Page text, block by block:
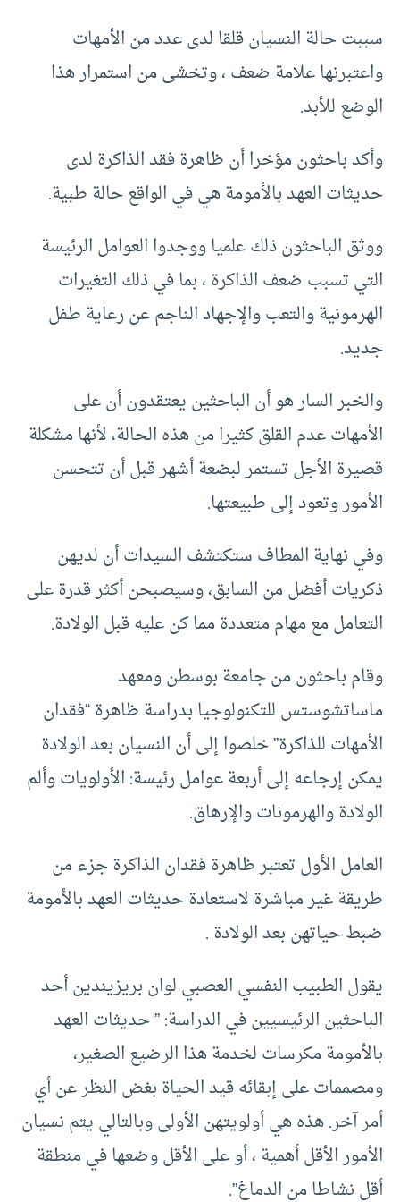
سببت حالة النسيان قلقا لدى عدد من الأمهات
واعتبرنها علامة ضعف ، وتخشى من استمرار هذا
الوضع للأبد.
وأكد باحثون مؤخرا أن ظاهرة فقد الذاكرة لدى
حديثات العهد بالأمومة هي في الواقع حالة طبية.
ووثق الباحثون ذلك علميا ووجدوا العوامل الرئيسة
التي تسبب ضعف الذاكرة ، بما في ذلك التغيرات
الهرمونية والتعب والإجهاد الناجم عن رعاية طفل
جديد.
والخبر السار هو أن الباحثين يعتقدون أن على
الأمهات عدم القلق كثيرا من هذه الحالة، لأنها مشكلة
قصيرة الأجل تستمر لبضعة أشهر قبل أن تتحسن
الأمور وتعود إلى طبيعتها.
وفي نهاية المطاف ستكتشف السيدات أن لديهن
ذكريات أفضل من السابق، وسيصبحن أكثر قدرة على
التعامل مع مهام متعددة مما كن عليه قبل الولادة.
وقام باحثون من جامعة بوسطن ومعهد
ماساتشوستس للتكنولوجيا بدراسة ظاهرة “فقدان
الأمهات للذاكرة” خلصوا إلى أن النسيان بعد الولادة
يمكن إرجاعه إلى أربعة عوامل رئيسة: الأولويات وألم
الولادة والهرمونات والإرهاق.
العامل الأول تعتبر ظاهرة فقدان الذاكرة جزء من
طريقة غير مباشرة لاستعادة حديثات العهد بالأمومة
ضبط حياتهن بعد الولادة .
يقول الطبيب النفسي العصبي لوان بريزيندين أحد
الباحثين الرئيسيين في الدراسة: ” حديثات العهد
بالأمومة مكرسات لخدمة هذا الرضيع الصغير،
ومصممات على إبقائه قيد الحياة بغض النظر عن أي
أمر آخر. هذه هي أولويتهن الأولى وبالتالي يتم نسيان
الأمور الأقل أهمية ، أو على الأقل وضعها في منطقة
أقل نشاطا من الدماغ”.